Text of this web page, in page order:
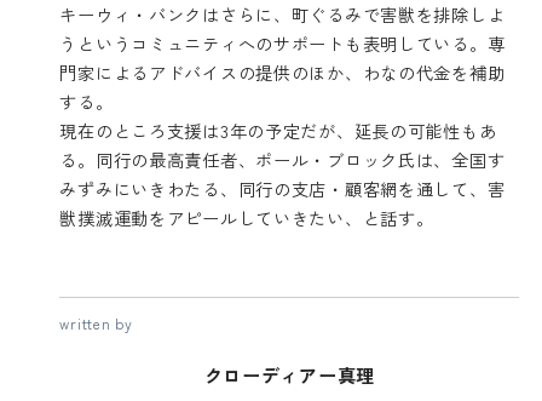
キーウィ・バンクはさらに、町ぐるみで害獣を排除しよ
うというコミュニティへのサポートも表明している。専
門家によるアドバイスの提供のほか、わなの代金を補助
する。
現在のところ支援は3年の予定だが、延長の可能性もあ
る。同行の最高責任者、ポール・ブロック氏は、全国す
みずみにいきわたる、同行の支店・顧客網を通して、害
獣撲滅運動をアピールしていきたい、と話す。
written by
クローディアー真理